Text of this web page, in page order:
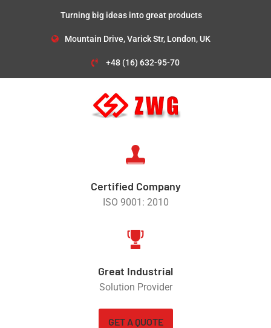
Turning big ideas into great products
Mountain Drive, Varick Str, London, UK
+48 (16) 632-95-70
Certified Company
ISO 9001: 2010
Great Industrial
Solution Provider
GET A QUOTE